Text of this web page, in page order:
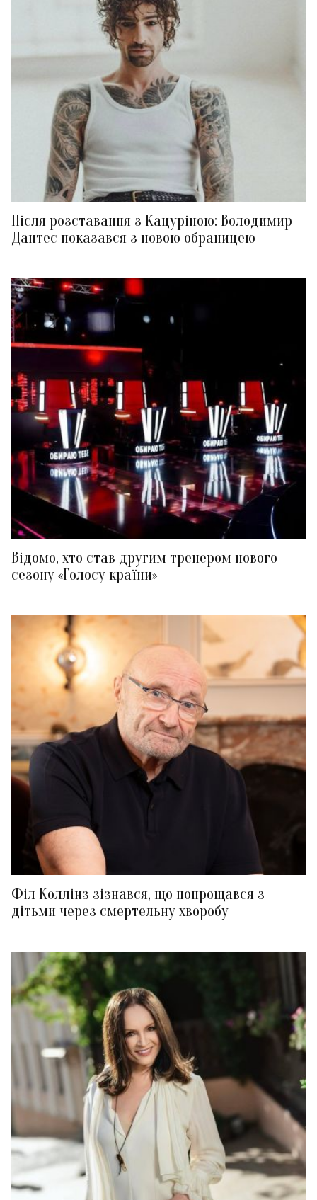
Після розставання з Кацуріною: Володимир
Дантес показався з новою обраницею
Відомо, хто став другим тренером нового
сезону «Голосу країни»
Філ Коллінз зізнався, що попрощався з
дітьми через смертельну хворобу